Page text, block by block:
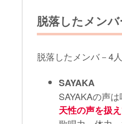
脱落したメン
脱落したメンバ－4
SAYAKA
SAYAKAの声は
天性の声を扱